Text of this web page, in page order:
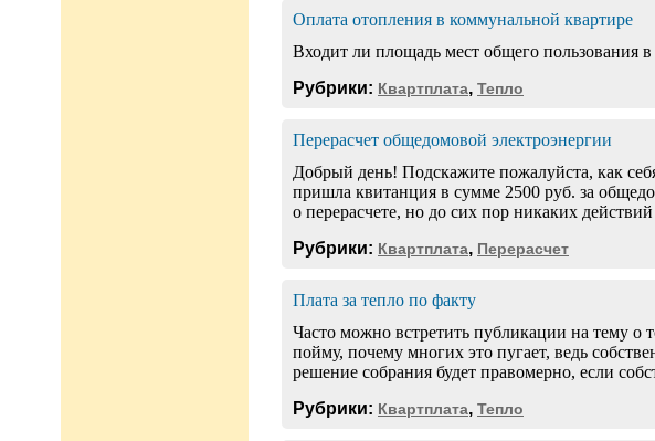
Оплата отопления в коммунальной квартире
Входит ли площадь мест общего пользования
Рубрики: Квартплата, Тепло
Перерасчет общедомовой электроэнергии
Добрый день! Подскажите пожалуйста, как
пришла квитанция в сумме 2500 руб. за
о перерасчете, но до сих пор никаких
Рубрики: Квартплата, Перерасчет
Плата за тепло по факту
Часто можно встретить публикации на тему о
пойму, почему многих это пугает, ведь
решение собрания будет правомерно, если
Рубрики: Квартплата, Тепло